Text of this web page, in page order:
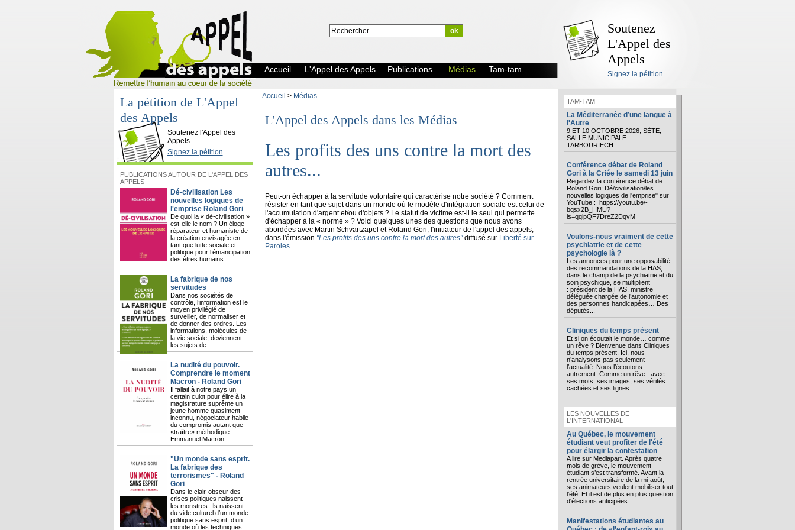
L'Appel des Appels
Accueil L'Appel des Appels Publications Médias Tam-tam
Soutenez
L'Appel des
Appels
Signez la pétition
La pétition de L'Appel
des Appels
Soutenez l'Appel des
Appels
Signez la pétition
PUBLICATIONS AUTOUR DE L'APPEL DES
APPELS
Dé-civilisation Les
nouvelles logiques de
l'emprise Roland Gori
De quoi la « dé-civilisation »
est-elle le nom ? Un éloge
réparateur et humaniste de
la création envisagée en
tant que lutte sociale et
politique pour l’émancipation
des êtres humains.
La fabrique de nos
servitudes
Dans nos sociétés de
contrôle, l’information est le
moyen privilégié de
surveiller, de normaliser et
de donner des ordres. Les
informations, molécules de
la vie sociale, deviennent
les sujets de...
La nudité du pouvoir.
Comprendre le moment
Macron - Roland Gori
Il fallait à notre pays un
certain culot pour élire à la
magistrature suprême un
jeune homme quasiment
inconnu, négociateur habile
du compromis autant que
«traître» méthodique.
Emmanuel Macron...
"Un monde sans esprit.
La fabrique des
terrorismes" - Roland
Gori
Dans le clair-obscur des
crises politiques naissent
les monstres. Ils naissent
du vide culturel d’un monde
politique sans esprit, d’un
monde où les techniques
Accueil > Médias
L'Appel des Appels dans les Médias
Les profits des uns contre la mort des
autres...
Peut-on échapper à la servitude volontaire qui caractérise notre société ? Comment
résister en tant que sujet dans un monde où le modèle d'intégration sociale est celui de
l'accumulation d'argent et/ou d'objets ? Le statut de victime est-il le seul qui permette
d'échapper à la « norme » ? Voici quelques unes des questions que nous avons
abordées avec Martin Schvartzapel et Roland Gori, l'initiateur de l'appel des appels,
dans l'émission "Les profits des uns contre la mort des autres"diffusé sur Liberté sur
Paroles
TAM-TAM
La Méditerranée d’une langue à
l'Autre
9 ET 10 OCTOBRE 2026, SÈTE,
SALLE MUNICIPALE
TARBOURIECH
Conférence débat de Roland
Gori à la Criée le samedi 13 juin
Regardez la conférence débat de
Roland Gori: Dé/civilisation/les
nouvelles logiques de l'emprise" sur
YouTube : https://youtu.be/-
bqsx2B_HMU?
is=qqlpQF7DreZ2DqvM
Voulons-nous vraiment de cette
psychiatrie et de cette
psychologie là ?
Les annonces pour une opposabilité
des recommandations de la HAS,
dans le champ de la psychiatrie et du
soin psychique, se multiplient
: président de la HAS, ministre
déléguée chargée de l’autonomie et
des personnes handicapées… Des
députés...
Cliniques du temps présent
Et si on écoutait le monde… comme
un rêve ? Bienvenue dans Cliniques
du temps présent. Ici, nous
n’analysons pas seulement
l’actualité. Nous l’écoutons
autrement. Comme un rêve : avec
ses mots, ses images, ses vérités
cachées et ses lignes...
LES NOUVELLES DE
L'INTERNATIONAL
Au Québec, le mouvement
étudiant veut profiter de l'été
pour élargir la contestation
A lire sur Mediapart. Après quatre
mois de grève, le mouvement
étudiant s’est transformé. Avant la
rentrée universitaire de la mi-août,
ses animateurs veulent mobiliser tout
l'été. Et il est de plus en plus question
d'élections anticipées...
Manifestations étudiantes au